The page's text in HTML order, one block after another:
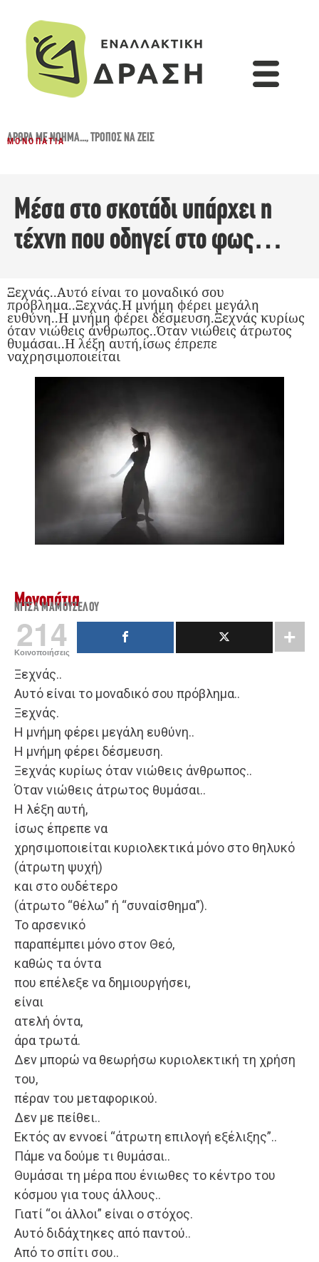
ΆΡΘΡΑ ΜΕ ΝΌΗΜΑ...,ΤΡΌΠΟΣ ΝΑ ΖΕΙΣ
ΜΟΝΟΠΆΤΙΑ
Μέσα στο σκοτάδι υπάρχει η
τέχνη που οδηγεί στο φως…
Ξεχνάς..Αυτό είναι το μοναδικό σου
πρόβλημα..Ξεχνάς.Η μνήμη φέρει μεγάλη
ευθύνη..Η μνήμη φέρει δέσμευση.Ξεχνάς κυρίως
όταν νιώθεις άνθρωπος..Όταν νιώθεις άτρωτος
θυμάσαι..Η λέξη αυτή,ίσως έπρεπε
ναχρησιμοποιείται
Μονοπάτια
ΝΊΤΣΑ ΜΑΜΟΥΖΈΛΟΥ
214
Κοινοποιήσεις
Ξεχνάς..
Αυτό είναι το μοναδικό σου πρόβλημα..
Ξεχνάς.
Η μνήμη φέρει μεγάλη ευθύνη..
Η μνήμη φέρει δέσμευση.
Ξεχνάς κυρίως όταν νιώθεις άνθρωπος..
Όταν νιώθεις άτρωτος θυμάσαι..
Η λέξη αυτή,
ίσως έπρεπε να
χρησιμοποιείται κυριολεκτικά μόνο στο θηλυκό
(άτρωτη ψυχή)
και στο ουδέτερο
(άτρωτο “θέλω” ή “συναίσθημα”).
Το αρσενικό
παραπέμπει μόνο στον Θεό,
καθώς τα όντα
που επέλεξε να δημιουργήσει,
είναι
ατελή όντα,
άρα τρωτά.
Δεν μπορώ να θεωρήσω κυριολεκτική τη χρήση
του,
πέραν του μεταφορικού.
Δεν με πείθει..
Εκτός αν εννοεί “άτρωτη επιλογή εξέλιξης”..
Πάμε να δούμε τι θυμάσαι..
Θυμάσαι τη μέρα που ένιωθες το κέντρο του
κόσμου για τους άλλους..
Γιατί “οι άλλοι” είναι ο στόχος.
Αυτό διδάχτηκες από παντού..
Από το σπίτι σου..